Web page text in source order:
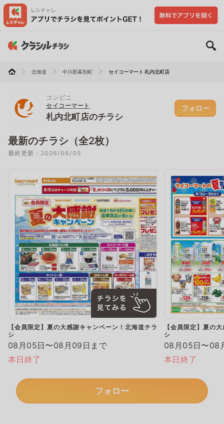
北海道 中川郡幕別町 セイコーマート 札内北町店
コンビニ
セイコーマート
札内北町店のチラシ
フォロー
最新のチラシ（全2枚）
最終更新：2026/08/05
【会員限定】夏の大感謝キャンペーン！北海道チラ
シ
08月05日〜08月09日まで
本日終了
【会員限定】夏の
シ
08月05日〜08
本日終了
フォロー